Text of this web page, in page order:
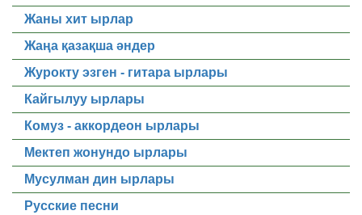
Жаны хит ырлар
Жаңа қазақша әндер
Журокту эзген - гитара ырлары
Кайгылуу ырлары
Комуз - аккордеон ырлары
Мектеп жонундо ырлары
Мусулман дин ырлары
Русские песни